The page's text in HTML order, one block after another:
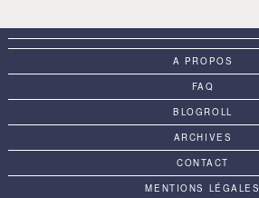
A PROPOS
FAQ
BLOGROLL
ARCHIVES
CONTACT
MENTIONS LÉGALES